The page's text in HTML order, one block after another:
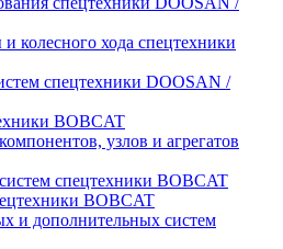
колесного хода спецтехники
спецтехники DOOSAN /
BOBCAT
узлов и агрегатов
спецтехники BOBCAT
BOBCAT
и дополнительных систем